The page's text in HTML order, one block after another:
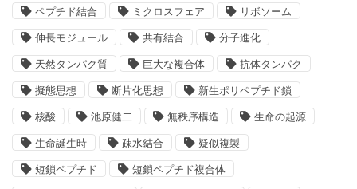
ペプチド結合 ミクロスフェア リボソーム
伸長モジュール 共有結合 分子進化
天然タンパク質 巨大な複合体 抗体タンパク
擬態思想 断片化思想 新生ポリペプチド鎖
核酸 池原健二 無秩序構造 生命の起源
生命誕生時 疎水結合 疑似複製
短鎖ペプチド 短鎖ペプチド複合体